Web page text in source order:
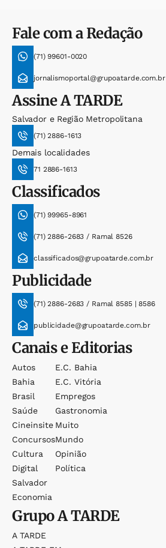
Fale com a Redação
(71) 99601-0020
jornalismoportal@grupoatarde.com.br
AssineA TARDE
Salvador e Região Metropolitana
(71) 2886-1613
Demais localidades
71 2886-1613
Classificados
(71) 99965-8961
(71) 2886-2683 / Ramal 8526
classificados@grupoatarde.com.br
Publicidade
(71) 2886-2683 / Ramal 8585 | 8586
publicidade@grupoatarde.com.br
Canais e Editorias
Autos
Bahia
Brasil
Saúde
Cineinsite
Concursos
Cultura
Digital
Salvador
Economia
E.c. Bahia
E.c. Vitória
Empregos
Gastronomia
Muito
Mundo
Opinião
Política
GrupoA TARDE
A TARDE